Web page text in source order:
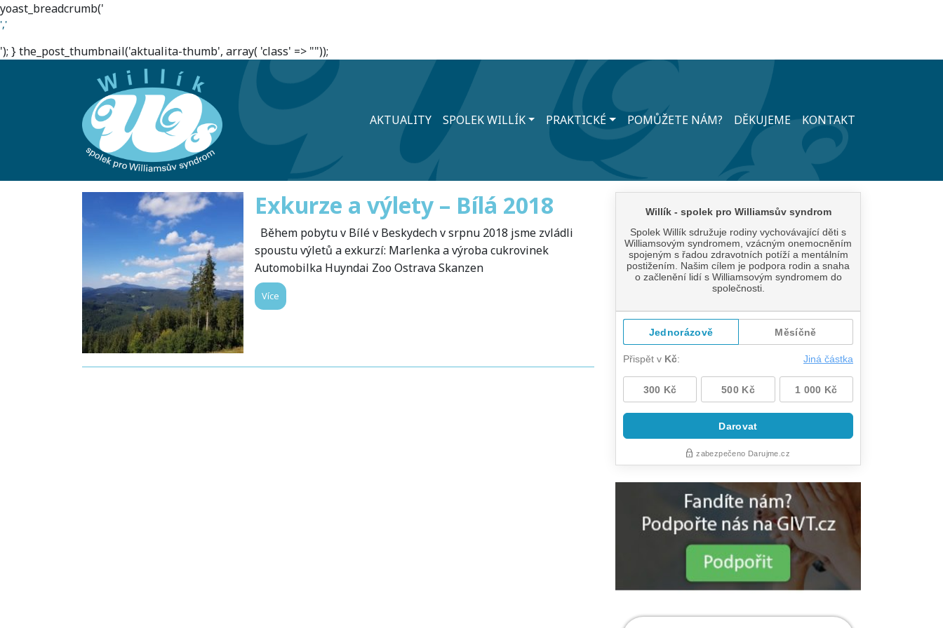
yoast_breadcrumb('
','
'); } the_post_thumbnail('aktualita-thumb', array( 'class' => ""));
AKTUALITY SPOLEK WILLÍK PRAKTICKÉ POMŮŽETE NÁM? DĚKUJEME KONTAKT
Exkurze a výlety – Bílá 2018
Během pobytu v Bílé v Beskydech v srpnu 2018 jsme zvládli
spoustu výletů a exkurzí: Marlenka a výroba cukrovinek
Automobilka Huyndai Zoo Ostrava Skanzen
Více